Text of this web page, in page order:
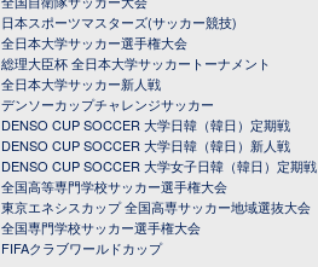
日本スポーツマスターズ(サッカー競技)
全日本大学サッカー選手権大会
総理大臣杯 全日本大学サッカートーナメント
全日本大学サッカー新人戦
デンソーカップチャレンジサッカー
DENSO CUP SOCCER 大学日韓（韓日）定期戦
DENSO CUP SOCCER 大学日韓（韓日）新人戦
DENSO CUP SOCCER 大学女子日韓（韓日）定期戦
全国高等専門学校サッカー選手権大会
東京エネシスカップ 全国高専サッカー地域選抜大会
全国専門学校サッカー選手権大会
FIFAクラブワールドカップ